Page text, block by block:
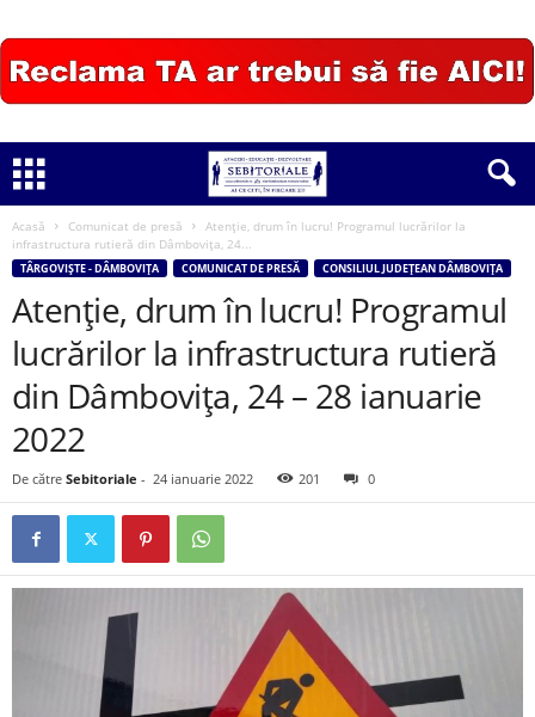
Acasă Comunicat de presă
Atenție, drum în lucru! Programul lucrărilor la
infrastructura rutieră din Dâmbovița, 24...
TÂRGOVIȘTE - DÂMBOVIȚA COMUNICAT DE PRESĂ CONSILIUL JUDEȚEAN DÂMBOVIȚA
Atenție, drum în lucru! Programul
lucrărilor la infrastructura rutieră
din Dâmbovița, 24 – 28 ianuarie
2022
De către Sebitoriale - 24 ianuarie 2022 201 0